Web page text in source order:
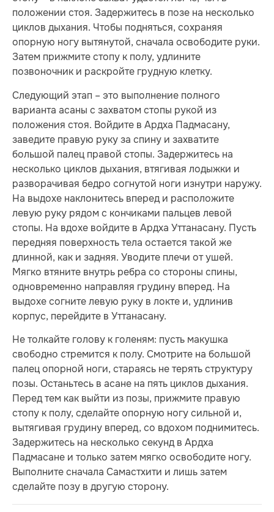
положении стоя. Задержитесь в позе на несколько
циклов дыхания. Чтобы подняться, сохраняя
опорную ногу вытянутой, сначала освободите руки.
Затем прижмите стопу к полу, удлините
позвоночник и раскройте грудную клетку.
Следующий этап – это выполнение полного
варианта асаны с захватом стопы рукой из
положения стоя. Войдите в Ардха Падмасану,
заведите правую руку за спину и захватите
большой палец правой стопы. Задержитесь на
несколько циклов дыхания, втягивая лодыжки и
разворачивая бедро согнутой ноги изнутри наружу.
На выдохе наклонитесь вперед и расположите
левую руку рядом с кончиками пальцев левой
стопы. На вдохе войдите в Ардха Уттанасану. Пусть
передняя поверх­ность тела остается такой же
длинной, как и задняя. Уводите плечи от ушей.
Мягко втяните внутрь ребра со стороны спины,
одновременно направляя грудину вперед. На
выдохе согните левую руку в локте и, удлинив
корпус, перейдите в Уттанасану.
Не толкайте голову к голеням: пусть макушка
свободно стремится к полу. Смотрите на большой
палец опорной ноги, стараясь не терять структуру
позы. Останьтесь в асане на пять циклов дыхания.
Перед тем как выйти из позы, прижмите правую
стопу к полу, сделайте опорную ногу сильной и,
вытягивая грудину вперед, со вдохом поднимитесь.
Задержитесь на несколько секунд в Ардха
Падмасане и только затем мягко освободите ногу.
Выполните сначала Самастхити и лишь затем
сделайте позу в другую сторону.